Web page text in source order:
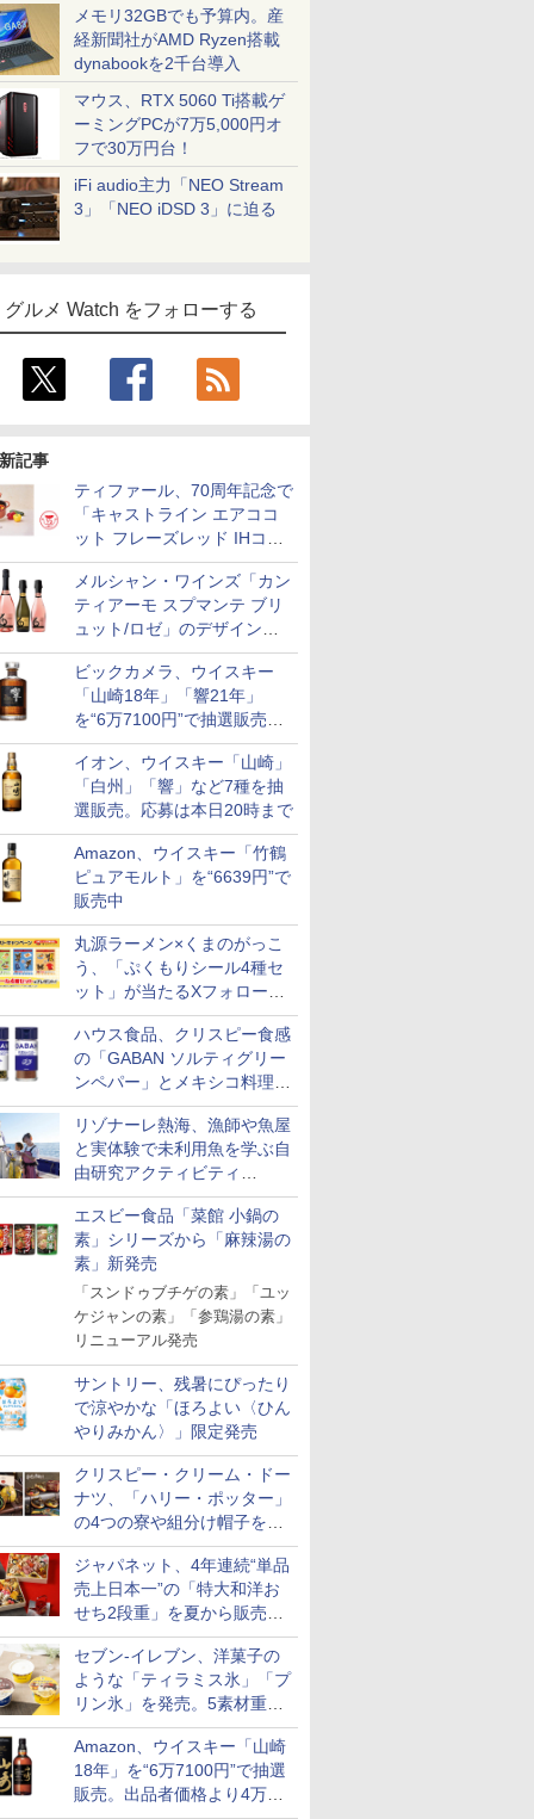
メモリ32GBでも予算内。産
経新聞社がAMD Ryzen搭載
dynabookを2千台導入
マウス、RTX 5060 Ti搭載ゲ
ーミングPCが7万5,000円オ
フで30万円台！
iFi audio主力「NEO Stream
3」「NEO iDSD 3」に迫る
グルメ Watch をフォローする
記事
ティファール、70周年記念で
「キャストライン エアココ
ット フレーズレッド IHココ
ット鍋 24cm」数量限定発売
メルシャン・ワインズ「カン
ティアーモ スプマンテ ブリ
ュット/ロゼ」のデザインを
リニューアル。ハーフボトル
も登場
ビックカメラ、ウイスキー
「山崎18年」「響21年」
を“6万7100円”で抽選販売。
店頭で9日まで受付
イオン、ウイスキー「山崎」
「白州」「響」など7種を抽
選販売。応募は本日20時まで
Amazon、ウイスキー「竹鶴
ピュアモルト」を“6639円”で
販売中
丸源ラーメン×くまのがっこ
う、「ぷくもりシール4種セ
ット」が当たるXフォロー＆
リポストキャンペーン実施
ハウス食品、クリスピー食感
の「GABAN ソルティグリー
ンペパー」とメキシコ料理に
合う「GABAN チポトレペパ
ー」発売
リゾナーレ熱海、漁師や魚屋
と実体験で未利用魚を学ぶ自
由研究アクティビティ
「Fisherman's Academy」を
実施中
エスビー食品「菜館 小鍋の
素」シリーズから「麻辣湯の
素」新発売
「スンドゥブチゲの素」「ユッ
ケジャンの素」「参鶏湯の素」
リニューアル発売
サントリー、残暑にぴったり
で涼やかな「ほろよい〈ひん
やりみかん〉」限定発売
クリスピー・クリーム・ドー
ナツ、「ハリー・ポッター」
の4つの寮や組分け帽子をイ
メージしたドーナツなど発売
ジャパネット、4年連続“単品
売上日本一”の「特大和洋お
せち2段重」を夏から販売。
73品・年越しそば付き
セブン-イレブン、洋菓子の
ような「ティラミス氷」「プ
リン氷」を発売。5素材重ね
と2層仕立ての濃厚な味わい
Amazon、ウイスキー「山崎
18年」を“6万7100円”で抽選
販売。出品者価格より4万